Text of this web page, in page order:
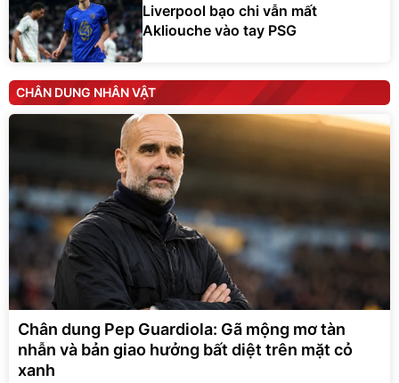
Liverpool bạo chi vẫn mất
Akliouche vào tay PSG
CHÂN DUNG NHÂN VẬT
Chân dung Pep Guardiola: Gã mộng mơ tàn
nhẫn và bản giao hưởng bất diệt trên mặt cỏ
xanh